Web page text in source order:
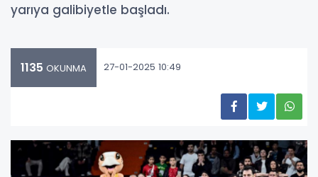
yarıya galibiyetle başladı.
1135 OKUNMA 27-01-2025 10:49